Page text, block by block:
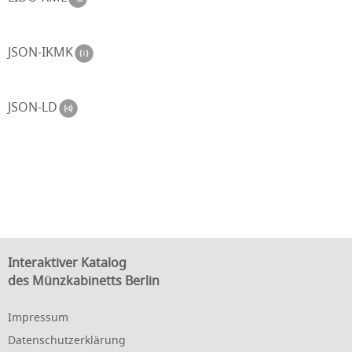
JSON-IKMK
JSON-LD
Interaktiver Katalog
des Münzkabinetts Berlin
Impressum
Datenschutzerklärung